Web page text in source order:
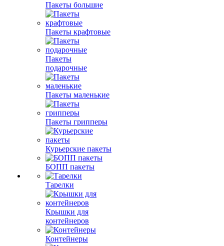
Пакеты большие
Пакеты крафтовые
Пакеты
подарочные
Пакеты маленькие
Пакеты грипперы
Курьерские пакеты
БОПП пакеты
Тарелки
Крышки для
контейнеров
Контейнеры